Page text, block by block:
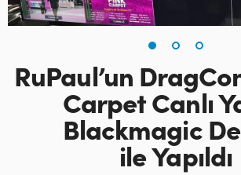
China
Finland
France
RuPaul’un
CarpetCanlı
Blackmagic
ile Yapıldı